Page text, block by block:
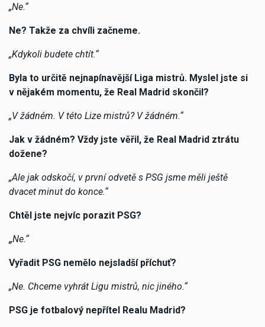
„Ne.“
Ne? Takže za chvíli začneme.
„Kdykoli budete chtít.“
Byla to určitě nejnapínavější Liga mistrů. Myslel jste si
v nějakém momentu, že Real Madrid skončil?
„V žádném. V této Lize mistrů? V žádném.“
Jak v žádném? Vždy jste věřil, že Real Madrid ztrátu
dožene?
„Ale jak odskočí, v první odvetě s PSG jsme měli ještě
dvacet minut do konce.“
Chtěl jste nejvíc porazit PSG?
„Ne.“
Vyřadit PSG nemělo nejsladší příchuť?
„Ne. Chceme vyhrát Ligu mistrů, nic jiného.“
PSG je fotbalový nepřítel Realu Madrid?